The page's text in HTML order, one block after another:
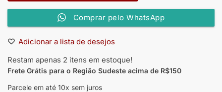
Comprar pelo WhatsApp
Adicionar a lista de desejos
Restam apenas 2 itens em estoque!
Frete Grátis para o Região Sudeste acima de R$150
Parcele em até 10x sem juros